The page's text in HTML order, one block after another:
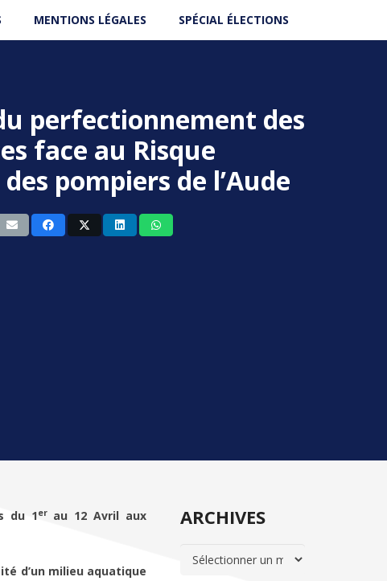
MENTIONS LÉGALES SPÉCIAL ÉLECTIONS
perfectionnement des
face au Risque
pompiers de l’Aude
du 1 erau 12 Avril aux
d’un milieu aquatique
ARCHIVES
ARCHIVES